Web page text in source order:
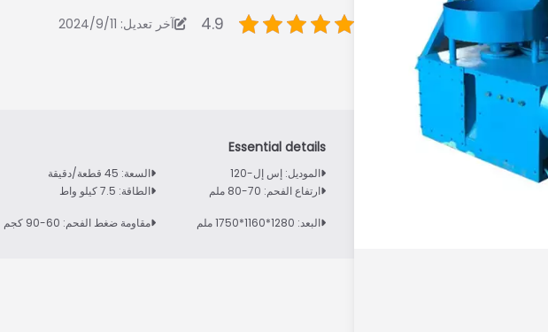
4.9 آخر تعديل: 2024/9/11
الموديل: إس إل-120 السعة: 45 قطعة/دقيقة
ارتفاع الفحم: 70-80 ملم
الطاقة: 7.5 كيلو واط
البعد: 1280*1160*1750 ملم
مقاومة ضغط الفحم: 60-90 كجم